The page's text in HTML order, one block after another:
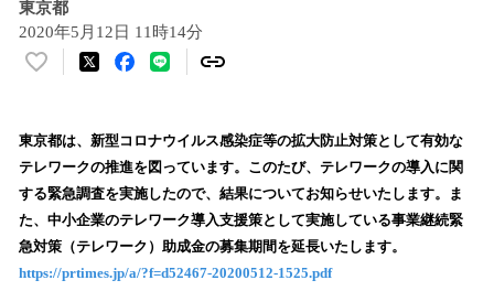
東京都
2020年5月12日 11時14分
い
！
数
を
読
み
込
み
東京都は、新型コロナウイルス感染症等の拡大防止対策として有効な
テレワークの推進を図っています。このたび、テレワークの導入に関
する緊急調査を実施したので、結果についてお知らせいたします。ま
た、中小企業のテレワーク導入支援策として実施している事業継続緊
急対策（テレワーク）助成金の募集期間を延長いたします。
https://prtimes.jp/a/?f=d52467-20200512-1525.pdf